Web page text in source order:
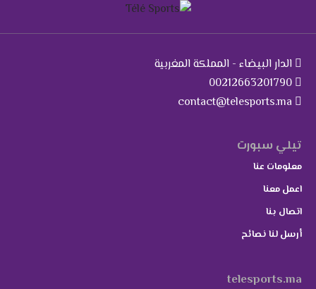
الدار البيضاء - المملكة المغربية
00212663201790
contact@telesports.ma
تيلي سبورت
معلومات عنا
اعمل معنا
اتصال بنا
أرسل لنا نصائح
telesports.ma